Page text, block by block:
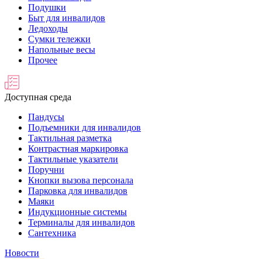
Подушки
Быт для инвалидов
Ледоходы
Сумки тележки
Напольные весы
Прочее
Доступная среда
Пандусы
Подъемники для инвалидов
Тактильная разметка
Контрастная маркировка
Тактильные указатели
Поручни
Кнопки вызова персонала
Парковка для инвалидов
Маяки
Индукционные системы
Терминалы для инвалидов
Сантехника
Новости